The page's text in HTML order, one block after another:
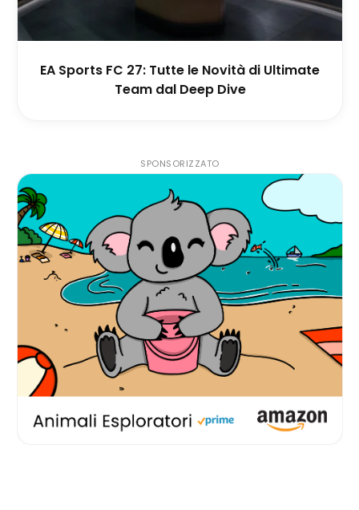
EA Sports FC 27: Tutte le Novità di Ultimate
Team dal Deep Dive
SPONSORIZZATO